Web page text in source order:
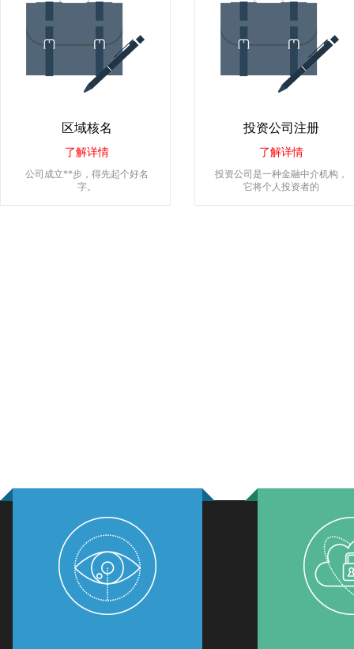
区域核名
了解详情
公司成立**步，得先起个好名
字。
投资公司注册
了解详情
投资公司是一种金融中介机构，
它将个人投资者的